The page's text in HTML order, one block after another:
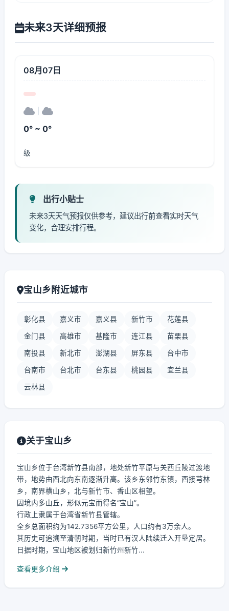
未来3天详细预报
08月07日
0° ~ 0°
级
出行小贴士
未来3天天气预报仅供参考，建议出行前查看实时天气
变化，合理安排行程。
宝山乡附近城市
彰化县 嘉义市 嘉义县 新竹市 花莲县
金门县 高雄市 基隆市 连江县 苗栗县
南投县 新北市 澎湖县 屏东县 台中市
台南市 台北市 台东县 桃园县 宜兰县
云林县
关于宝山乡
宝山乡位于台湾新竹县南部，地处新竹平原与关西丘陵过渡地
带，地势由西北向东南逐渐升高。该乡东邻竹东镇，西接芎林
乡，南界横山乡，北与新竹市、香山区相望。
因境内多山丘，形似元宝而得名“宝山”。
行政上隶属于台湾省新竹县管辖。
全乡总面积约为142.7356平方公里，人口约有3万余人。
其历史可追溯至清朝时期，当时已有汉人陆续迁入开垦定居。
日据时期，宝山地区被划归新竹州新竹...
查看更多介绍